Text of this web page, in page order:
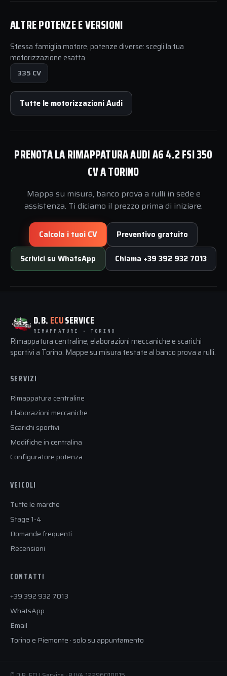
ALTRE POTENZE E VERSIONI
Stessa famiglia motore, potenze diverse: scegli la tua
motorizzazione esatta.
335 CV
Tutte le motorizzazioni Audi
PRENOTA LA RIMAPPATURA AUDI A6 4.2 FSI 350
CV A TORINO
Mappa su misura, banco prova a rulli in sede e
assistenza. Ti diciamo il prezzo prima di iniziare.
Calcola i tuoi CV Preventivo gratuito
Scrivici su WhatsApp Chiama +39 392 932 7013
D.B. ECUSERVICE
RIMAPPATURE · TORINO
Rimappatura centraline, elaborazioni meccaniche e scarichi
sportivi a Torino. Mappe su misura testate al banco prova a rulli.
SERVIZI
Rimappatura centraline
Elaborazioni meccaniche
Scarichi sportivi
Modifiche in centralina
Configuratore potenza
VEICOLI
Tutte le marche
Stage 1-4
Domande frequenti
Recensioni
CONTATTI
+39 392 932 7013
WhatsApp
Email
Torino e Piemonte · solo su appuntamento